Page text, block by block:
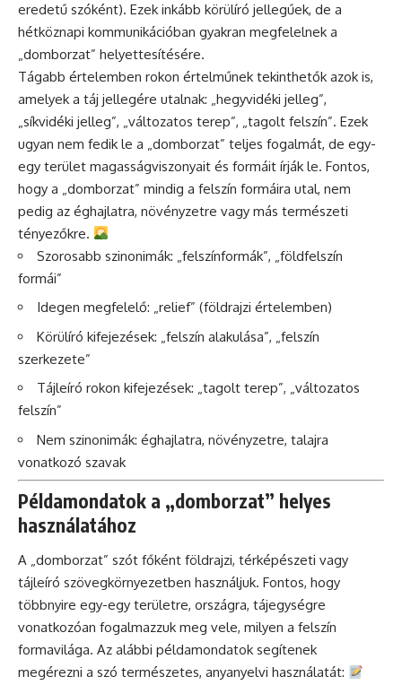
eredetű szóként). Ezek inkább körülíró jellegűek, de a
hétköznapi kommunikációban gyakran megfelelnek a
„domborzat” helyettesítésére.
Tágabb értelemben rokon értelműnek tekinthetők azok is,
amelyek a táj jellegére utalnak: „hegyvidéki jelleg”,
„síkvidéki jelleg”, „változatos terep”, „tagolt felszín”. Ezek
ugyan nem fedik le a „domborzat” teljes fogalmát, de egy-
egy terület magasságviszonyait és formáit írják le. Fontos,
hogy a „domborzat” mindig a felszín formáira utal, nem
pedig az éghajlatra, növényzetre vagy más természeti
tényezőkre.
Szorosabb szinonimák: „felszínformák”, „földfelszín
formái”
Idegen megfelelő: „relief” (földrajzi értelemben)
Körülíró kifejezések: „felszín alakulása”, „felszín
szerkezete”
Tájleíró rokon kifejezések: „tagolt terep”, „változatos
felszín”
Nem szinonimák: éghajlatra, növényzetre, talajra
vonatkozó szavak
Példamondatok a „domborzat” helyes
használatához
A „domborzat” szót főként földrajzi, térképészeti vagy
tájleíró szövegkörnyezetben használjuk. Fontos, hogy
többnyire egy-egy területre, országra, tájegységre
vonatkozóan fogalmazzuk meg vele, milyen a felszín
formavilága. Az alábbi példamondatok segítenek
megérezni a szó természetes, anyanyelvi használatát: